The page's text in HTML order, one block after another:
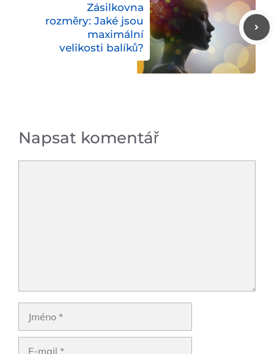
Zásilkovna
rozměry: Jaké jsou
maximální
velikosti balíků?
Napsat komentář